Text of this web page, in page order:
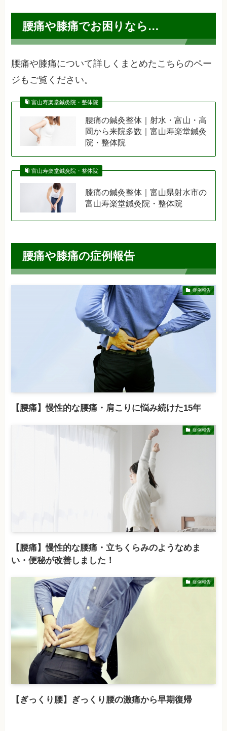
腰痛や膝痛でお困りなら…
腰痛や膝痛について詳しくまとめたこちらのペー
ジもご覧ください。
富山寿楽堂鍼灸院・整体院
腰痛の鍼灸整体｜射水・富山・高
岡から来院多数｜富山寿楽堂鍼灸
院・整体院
富山寿楽堂鍼灸院・整体院
膝痛の鍼灸整体｜富山県射水市の
富山寿楽堂鍼灸院・整体院
腰痛や膝痛の症例報告
症例報告
【腰痛】慢性的な腰痛・肩こりに悩み続けた15年
症例報告
【腰痛】慢性的な腰痛・立ちくらみのようなめま
い・便秘が改善しました！
症例報告
【ぎっくり腰】ぎっくり腰の激痛から早期復帰